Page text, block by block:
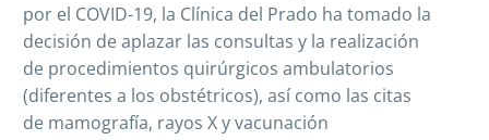
por el COVID-19, la Clínica del Prado ha tomado la
decisión de aplazar las consultas y la realización
de procedimientos quirúrgicos ambulatorios
(diferentes a los obstétricos), así como las citas
de mamografía, rayos X y vacunación